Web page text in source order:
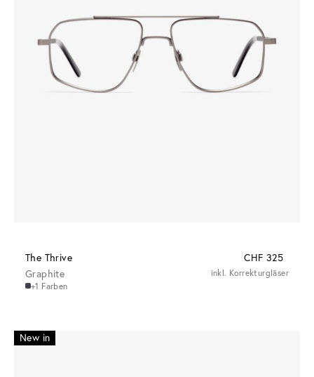
The Thrive
CHF 325
Graphite
+1 Farben
inkl. Korrekturgläser
New in